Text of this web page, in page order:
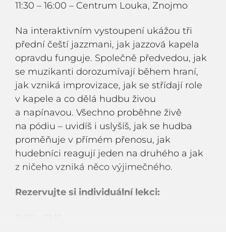
11:30 – 16:00 – Centrum Louka, Znojmo
Na interaktivním vystoupení ukážou tři
přední čeští jazzmani, jak jazzová kapela
opravdu funguje. Společně předvedou, jak
se muzikanti dorozumívají během hraní,
jak vzniká improvizace, jak se střídají role
v kapele a co dělá hudbu živou
a napínavou. Všechno proběhne živě
na pódiu – uvidíš i uslyšíš, jak se hudba
proměňuje v přímém přenosu, jak
hudebníci reagují jeden na druhého a jak
z ničeho vzniká něco výjimečného.
Rezervujte si individuální lekci: